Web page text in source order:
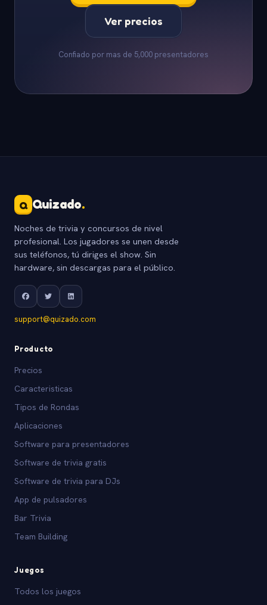
Ver precios
Confiado por mas de 5,000 presentadores
Q Quizado.
Noches de trivia y concursos de nivel
profesional. Los jugadores se unen desde
sus teléfonos, tú diriges el show. Sin
hardware, sin descargas para el público.
support@quizado.com
Producto
Precios
Caracteristicas
Tipos de Rondas
Aplicaciones
Software para presentadores
Software de trivia gratis
Software de trivia para DJs
App de pulsadores
Bar Trivia
Team Building
Juegos
Todos los juegos